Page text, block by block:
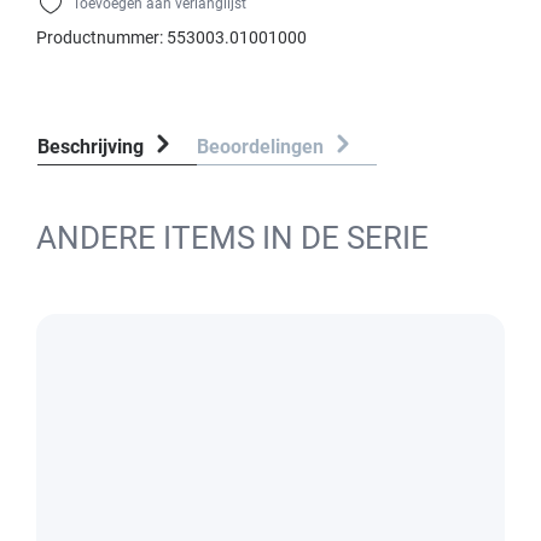
Toevoegen aan verlanglijst
Productnummer: 553003.01001000
Beschrijving Beoordelingen
ANDERE ITEMS IN DE SERIE